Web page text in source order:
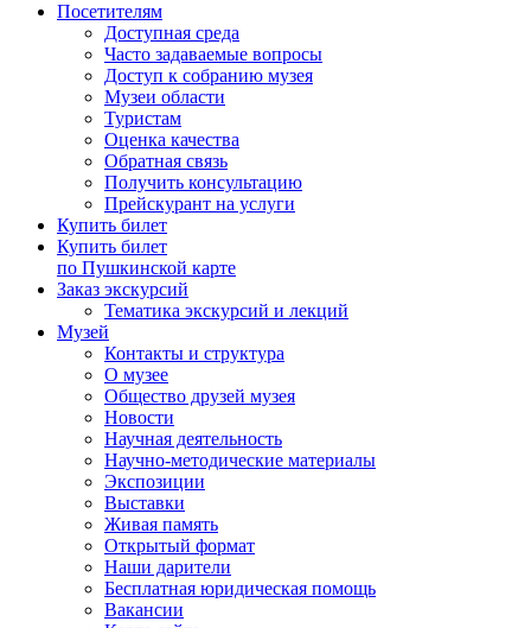
Посетителям
Доступная среда
Часто задаваемые вопросы
Доступ к собранию музея
Музеи области
Туристам
Оценка качества
Обратная связь
Получить консультацию
Прейскурант на услуги
Купить билет
Купить билет
по Пушкинской карте
Заказ экскурсий
Тематика экскурсий и лекций
Музей
Контакты и структура
О музее
Общество друзей музея
Новости
Научная деятельность
Научно-методические материалы
Экспозиции
Выставки
Живая память
Открытый формат
Наши дарители
Бесплатная юридическая помощь
Вакансии